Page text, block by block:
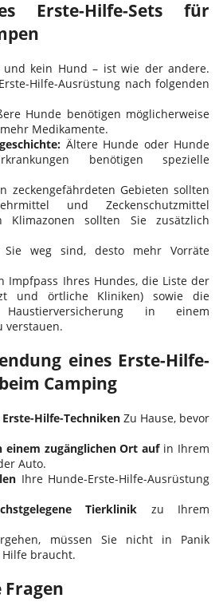
Erste-Hilfe-Sets für
und kein Hund – ist wie der andere.
Hilfe-Ausrüstung nach folgenden
Hunde benötigen möglicherweise
Medikamente.
Ältere Hunde oder Hunde
benötigen spezielle
zeckengefährdeten Gebieten sollten
und Zeckenschutzmittel
Klimazonen sollten Sie zusätzlich
Sie weg sind, desto mehr Vorräte
Impfpass Ihres Hundes, die Liste der
und örtliche Kliniken) sowie die
in einem
verstauen.
eines Erste-Hilfe-
Camping
Hilfe-Techniken Zu Hause, bevor
einem zugänglichen Ort aufin Ihrem
Auto.
Ihre Hunde-Erste-Hilfe-Ausrüstung
Tierklinik zu Ihrem
müssen Sie nicht in Panik
braucht.